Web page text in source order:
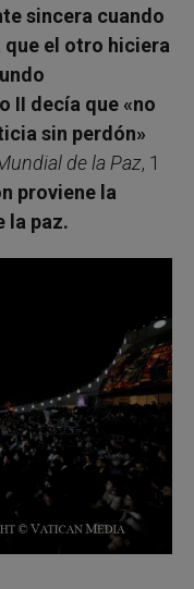
sincera cuando
el otro hiciera
II decía que «no
sin perdón»
de la Paz, 1
proviene la
la paz.